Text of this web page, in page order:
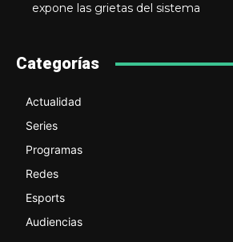
expone las grietas del sistema
Categorías
Actualidad
Series
Programas
Redes
Esports
Audiencias